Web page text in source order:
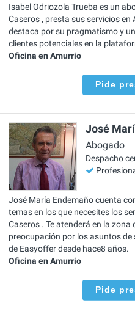
Isabel Odriozola Trueba es un
Caseros , presta sus servicios
destaca por su pragmatismo y
clientes potenciales en la
Oficina en Amurrio
Pide
José
Abogado
Despacho
José María Endemaño cuenta
temas en los que necesites los
Caseros . Te atenderá en la
preocupación por los asuntos
de Easyoffer desde hace8 años.
Oficina en Amurrio
Pide